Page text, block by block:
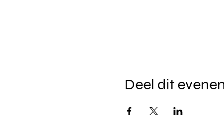
Deel dit